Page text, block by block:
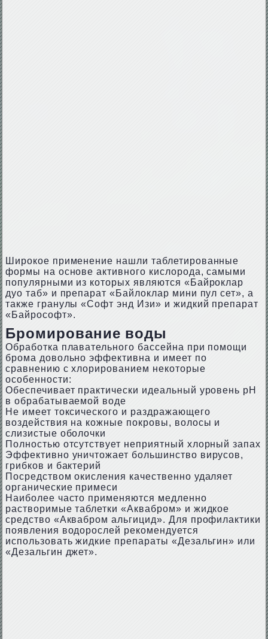
Широкое применение нашли таблетированные
формы на основе активного кислорода, самыми
популярными из которых являются «Байроклар
дуо таб» и препарат «Байлоклар мини пул сет», а
также гранулы «Софт энд Изи» и жидкий препарат
«Байрософт».
Бромирование воды
Обработка плавательного бассейна при помощи
брома довольно эффективна и имеет по
сравнению с хлорированием некоторые
особенности:
Обеспечивает практически идеальный уровень рН
в обрабатываемой воде
Не имеет токсического и раздражающего
воздействия на кожные покровы, волосы и
слизистые оболочки
Полностью отсутствует неприятный хлорный запах
Эффективно уничтожает большинство вирусов,
грибков и бактерий
Посредством окисления качественно удаляет
органические примеси
Наиболее часто применяются медленно
растворимые таблетки «Аквабром» и жидкое
средство «Аквабром альгицид». Для профилактики
появления водорослей рекомендуется
использовать жидкие препараты «Дезальгин» или
«Дезальгин джет».